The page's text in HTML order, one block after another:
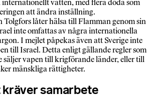
vatten, med flera döda som
att ändra inställning.
Tolgfors låter hälsa till Flamman genom sin
inte omfattas av några internationella
I mejlet påpekas även att Sverige inte
till Israel. Detta enligt gällande regler som
säljer vapen till krigförande länder, eller till
mänskliga rättigheter.
samarbete